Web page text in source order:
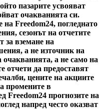
пазарите усвояват
очакванията си.
на Freedom24, погледнато
сезонът на отчетите
за вземане на
а не източник на
очакванията, а не само на
отчети да предоставят
цените на акциите
промените в
Freedom24 прогнозите на
напред често оказват